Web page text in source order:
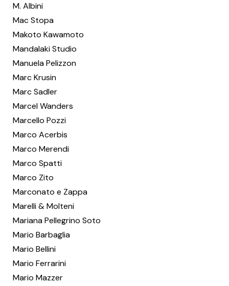
M. Albini
Mac Stopa
Makoto Kawamoto
Mandalaki Studio
Manuela Pelizzon
Marc Krusin
Marc Sadler
Marcel Wanders
Marcello Pozzi
Marco Acerbis
Marco Merendi
Marco Spatti
Marco Zito
Marconato e Zappa
Marelli & Molteni
Mariana Pellegrino Soto
Mario Barbaglia
Mario Bellini
Mario Ferrarini
Mario Mazzer